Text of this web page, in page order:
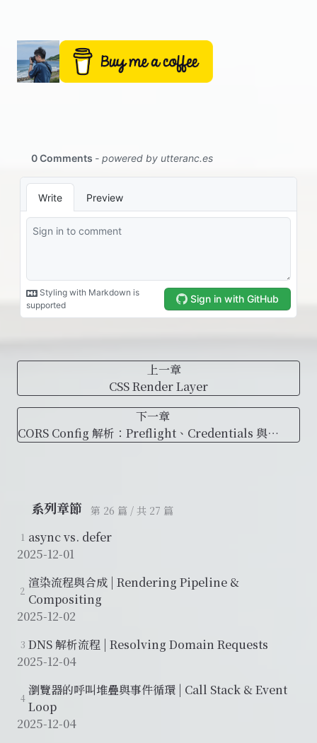
上一章
CSS Render Layer
下一章
CORS Config 解析：Preflight、Credentials 與
系列章節 第 26 篇 / 共 27 篇
1 async vs. defer
2025-12-01
2
渲染流程與合成 | Rendering Pipeline &
Compositing
2025-12-02
3 DNS 解析流程 | Resolving Domain Requests
2025-12-04
4
瀏覽器的呼叫堆疊與事件循環 | Call Stack & Event
Loop
2025-12-04